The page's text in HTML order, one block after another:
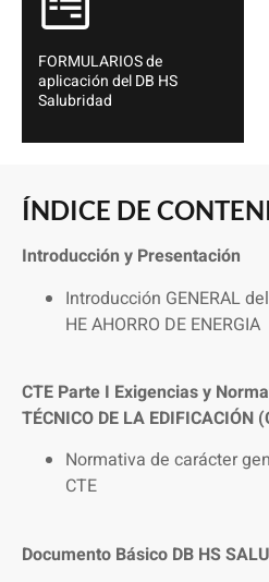
FORMULARIOS de
aplicación del DB HS
Salubridad
ÍNDICE DE
Introducción y Presentación
Introducción GENERAL
HE AHORRO DE ENERGIA
CTE Parte I Exigencias y
TÉCNICO DE LA EDIFICACIÓN
Normativa de carácter
CTE
Documento Básico DB HS